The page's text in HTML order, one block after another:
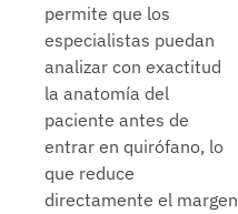
permite que los
especialistas puedan
analizar con exactitud
la anatomía del
paciente antes de
entrar en quirófano, lo
que reduce
directamente el margen